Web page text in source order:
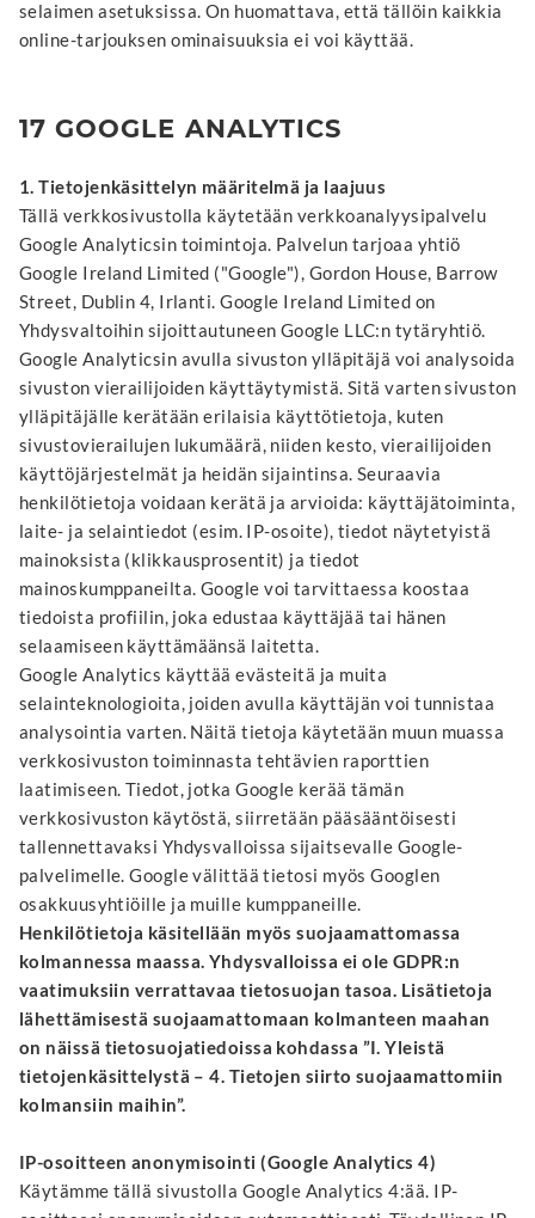
selaimen asetuksissa. On huomattava, että tällöin kaikkia
online-tarjouksen ominaisuuksia ei voi käyttää.
17 GOOGLE ANALYTICS
1. Tietojenkäsittelyn määritelmä ja laajuus
Tällä verkkosivustolla käytetään verkkoanalyysipalvelu
Google Analyticsin toimintoja. Palvelun tarjoaa yhtiö
Google Ireland Limited ("Google"), Gordon House, Barrow
Street, Dublin 4, Irlanti. Google Ireland Limited on
Yhdysvaltoihin sijoittautuneen Google LLC:n tytäryhtiö.
Google Analyticsin avulla sivuston ylläpitäjä voi analysoida
sivuston vierailijoiden käyttäytymistä. Sitä varten sivuston
ylläpitäjälle kerätään erilaisia käyttötietoja, kuten
sivustovierailujen lukumäärä, niiden kesto, vierailijoiden
käyttöjärjestelmät ja heidän sijaintinsa. Seuraavia
henkilötietoja voidaan kerätä ja arvioida: käyttäjätoiminta,
laite- ja selaintiedot (esim. IP-osoite), tiedot näytetyistä
mainoksista (klikkausprosentit) ja tiedot
mainoskumppaneilta. Google voi tarvittaessa koostaa
tiedoista profiilin, joka edustaa käyttäjää tai hänen
selaamiseen käyttämäänsä laitetta.
Google Analytics käyttää evästeitä ja muita
selainteknologioita, joiden avulla käyttäjän voi tunnistaa
analysointia varten. Näitä tietoja käytetään muun muassa
verkkosivuston toiminnasta tehtävien raporttien
laatimiseen. Tiedot, jotka Google kerää tämän
verkkosivuston käytöstä, siirretään pääsääntöisesti
tallennettavaksi Yhdysvalloissa sijaitsevalle Google-
palvelimelle. Google välittää tietosi myös Googlen
osakkuusyhtiöille ja muille kumppaneille.
Henkilötietoja käsitellään myös suojaamattomassa
kolmannessa maassa. Yhdysvalloissa ei ole GDPR:n
vaatimuksiin verrattavaa tietosuojan tasoa. Lisätietoja
lähettämisestä suojaamattomaan kolmanteen maahan
on näissä tietosuojatiedoissa kohdassa ”I. Yleistä
tietojenkäsittelystä – 4. Tietojen siirto suojaamattomiin
kolmansiin maihin”.
IP-osoitteen anonymisointi (Google Analytics 4)
Käytämme tällä sivustolla Google Analytics 4:ää. IP-